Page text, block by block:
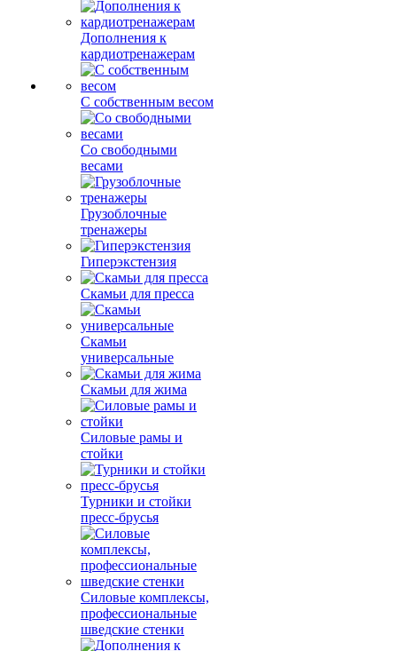
Дополнения к
кардиотренажерам
С собственным весом
Со свободными
весами
Грузоблочные
тренажеры
Гиперэкстензия
Скамьи для пресса
Скамьи
универсальные
Скамьи для жима
Силовые рамы и
стойки
Турники и стойки
пресс-брусья
Силовые комплексы,
профессиональные
шведские стенки